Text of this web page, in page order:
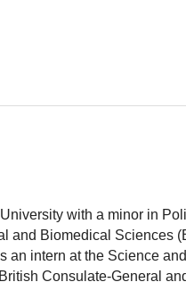
with a minor in
and Biomedical Sciences
an intern at the Science
Consulate-General